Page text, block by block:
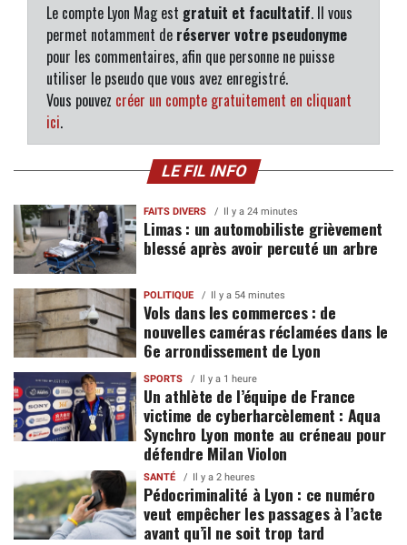
Le compte Lyon Mag est gratuit et facultatif. Il vous
permet notamment de réserver votre pseudonyme
pour les commentaires, afin que personne ne puisse
utiliser le pseudo que vous avez enregistré.
Vous pouvez créer un compte gratuitement en cliquant
ici.
LE FIL INFO
FAITS DIVERS Il y a 24 minutes
Limas : un automobiliste grièvement
blessé après avoir percuté un arbre
POLITIQUE Il y a 54 minutes
Vols dans les commerces : de
nouvelles caméras réclamées dans le
6e arrondissement de Lyon
SPORTS Il y a 1 heure
Un athlète de l’équipe de France
victime de cyberharcèlement : Aqua
Synchro Lyon monte au créneau pour
défendre Milan Violon
SANTÉ Il y a 2 heures
Pédocriminalité à Lyon : ce numéro
veut empêcher les passages à l’acte
avant qu’il ne soit trop tard